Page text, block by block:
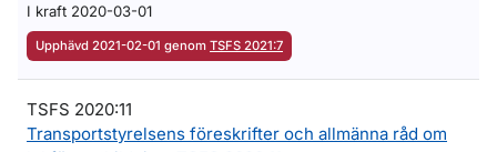
I kraft 2020-03-01
Upphävd 2021-02-01 genom TSFS 2021:7
TSFS 2020:11
Transportstyrelsens föreskrifter och allmänna råd om